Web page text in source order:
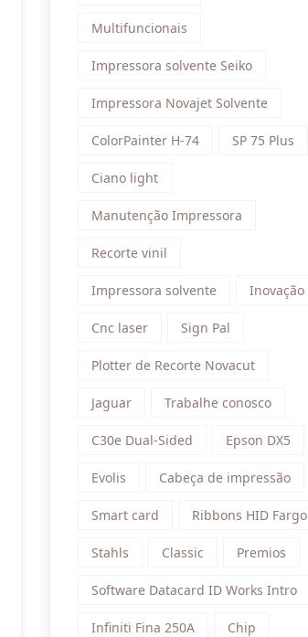
Multifuncionais
Impressora solvente Seiko
Impressora Novajet Solvente
ColorPainter H-74 SP 75 Plus
Ciano light
Manutenção Impressora
Recorte vinil
Impressora solvente Inovação
Cnc laser Sign Pal
Plotter de Recorte Novacut
Jaguar Trabalhe conosco
C30e Dual-Sided Epson DX5
Evolis Cabeça de impressão
Smart card Ribbons HID Fargo
Stahls Classic Premios
Software Datacard ID Works Intro
Infiniti Fina 250A Chip